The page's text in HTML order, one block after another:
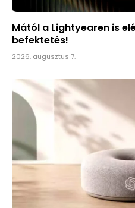
Mától a Lightyearen is
befektetés!
2026. augusztus 7.